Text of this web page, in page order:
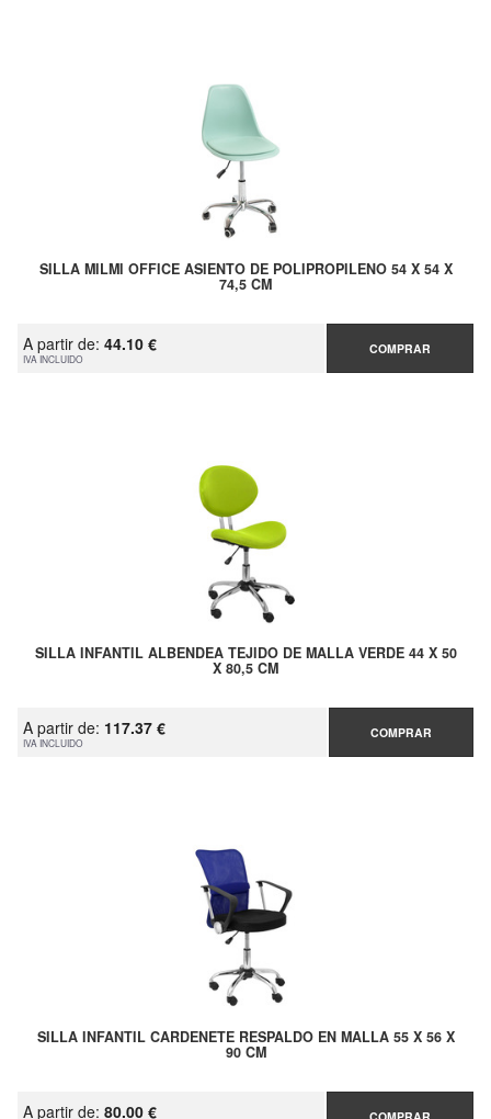
SILLA MILMI OFFICE ASIENTO DE POLIPROPILENO 54 X 54 X
74,5 CM
A partir de: 44.10 €
IVA INCLUIDO
COMPRAR
SILLA INFANTIL ALBENDEA TEJIDO DE MALLA VERDE 44 X 50
X 80,5 CM
A partir de: 117.37 €
IVA INCLUIDO
COMPRAR
SILLA INFANTIL CARDENETE RESPALDO EN MALLA 55 X 56 X
90 CM
A partir de: 80.00 €